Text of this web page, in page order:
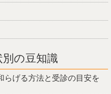
の豆知識
げる方法と受診の目安を
レッチ3選！毎日3分の継
いストレッチは？痛みを和